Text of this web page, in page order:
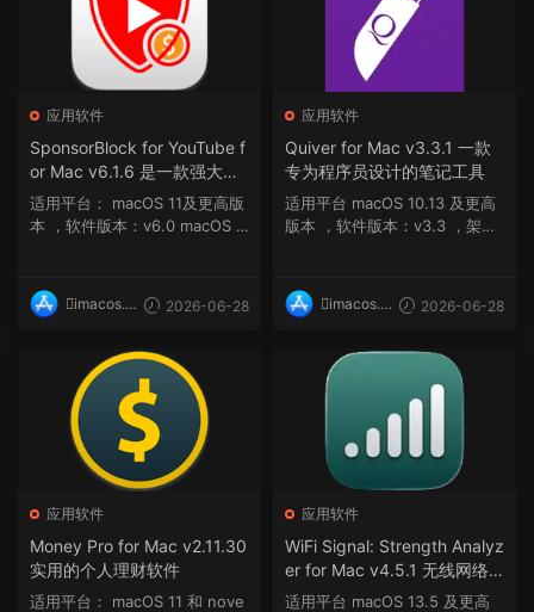
应用软件
SponsorBlock for YouTube f
or Mac v6.1.6 是一款强大的Y
ouTube订阅广告拦截器
适用平台： macOS 11及更高版
本 ，软件版本：v6.0 macOS 1
imacos.t
2026-06-28
应用软件
Quiver for Mac v3.3.1 一款
专为程序员设计的笔记工具
适用平台 macOS 10.13 及更高
版本 ，软件版本：v3.3 ，架
imacos.t
2026-06-28
应用软件
Money Pro for Mac v2.11.30
实用的个人理财软件
适用平台： macOS 11 和 nove
应用软件
WiFi Signal: Strength Analyz
er for Mac v4.5.1 无线网络
信号强度分析检测工具
适用平台 macOS 13.5 及更高